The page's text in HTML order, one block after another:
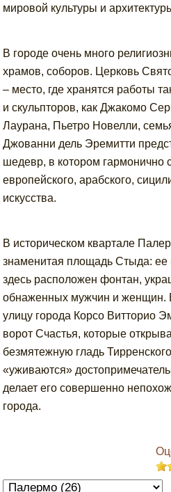
мировой культуры и
В городе очень много
храмов, соборов. Церковь
– место, где хранятся работы
и скульпторов, как Джакомо
Лаурана, Пьетро Новелли,
Джованни дель Эремитти
шедевр, в котором гармонично
европейского, арабского,
искусства.
В историческом квартале
знаменитая площадь Стыда: ее
здесь расположен фонтан,
обнаженных мужчин и женщин.
улицу города Корсо Витторио
ворот Счастья, которые
безмятежную гладь
«уживаются»
делает его совершенно
города.